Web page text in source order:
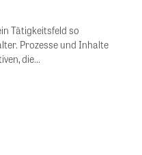
Tätigkeitsfeld so
Prozesse und Inhalte
die...